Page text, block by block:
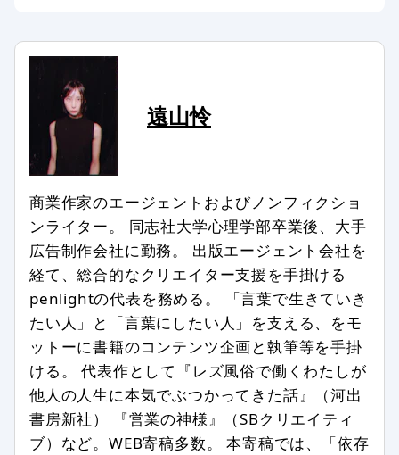
ッフの判断で修正したり、全部、また
は一部を非掲載とさせていただいたり
する場合もあります。
次のようなコメントは非掲載、または
削除します。
記事との関係が認められない場合
特定の個人、組織を誹謗中傷し、名誉
を傷つける内容を含む場合
第三者の著作権などを侵害する内容を
含む場合
特定の企業や団体、商品の宣伝、販売
促進を主な目的とする場合
事実に反した情報や誤解させる内容を
書いている場合
公序良俗、法令に反した内容の情報を
含む場合
遠山怜
商業作家のエージェントおよびノンフィクショ
ンライター。 同志社大学心理学部卒業後、大手
広告制作会社に勤務。 出版エージェント会社を
経て、総合的なクリエイター支援を手掛ける
penlightの代表を務める。 「言葉で生きていき
たい人」と「言葉にしたい人」を支える、をモ
ットーに書籍のコンテンツ企画と執筆等を手掛
ける。 代表作として『レズ風俗で働くわたしが
他人の人生に本気でぶつかってきた話』（河出
書房新社） 『営業の神様』（SBクリエイティ
ブ）など。WEB寄稿多数。 本寄稿では、「依存